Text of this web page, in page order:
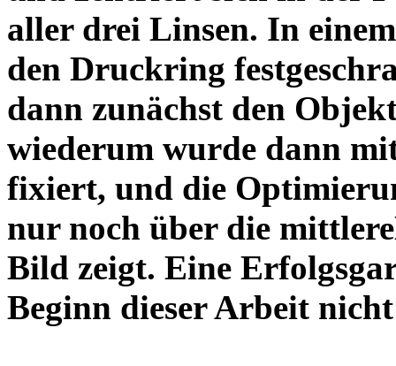
aller drei Linsen. In
den Druckring
dann zunächst den
wiederum wurde dann
fixiert, und die
nur noch über die
Bild zeigt. Eine
Beginn dieser Arbeit